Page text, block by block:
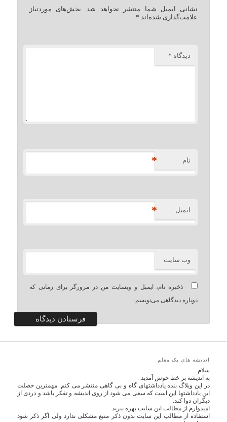
نشانی ایمیل شما منتشر نخواهد شد.
بخش‌های موردنیاز
علامت‌گذاری شده‌اند *
دیدگاه *
نام *
ایمیل *
وب‌ سایت
ذخیره نام، ایمیل و وبسایت من در مرورگر برای زمانی که
دوباره دیدگاهی می‌نویسم.
اندیشه های یک معلم
سلام
به اندیشه بر خط خوش آمدید.
در این وبلاگ بنده یادداشتهای گاه و بی گاهی منتشر می کنم. مهمترین خصلت
این یادداشتها این است که سعی می شود از روی اندیشه و تفکر باشد و دردی از
دیگران دوا کند.
امیدوارم از مطالب این سایت بهره ببرید.
استفاده از مطالب این سایت بدون ذکر منبع مشکلی ندارد ولی اگر ذکر شود